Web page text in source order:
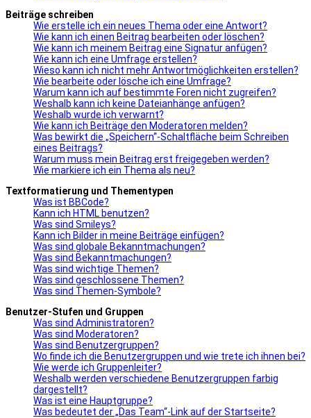
Beiträge schreiben
Wie erstelle ich ein neues Thema oder eine Antwort?
Wie kann ich einen Beitrag bearbeiten oder löschen?
Wie kann ich meinem Beitrag eine Signatur anfügen?
Wie kann ich eine Umfrage erstellen?
Wieso kann ich nicht mehr Antwortmöglichkeiten erstellen?
Wie bearbeite oder lösche ich eine Umfrage?
Warum kann ich auf bestimmte Foren nicht zugreifen?
Weshalb kann ich keine Dateianhänge anfügen?
Weshalb wurde ich verwarnt?
Wie kann ich Beiträge den Moderatoren melden?
Was bewirkt die „Speichern“-Schaltfläche beim Schreiben
eines Beitrags?
Warum muss mein Beitrag erst freigegeben werden?
Wie markiere ich ein Thema als neu?
Textformatierung und Thementypen
Was ist BBCode?
Kann ich HTML benutzen?
Was sind Smileys?
Kann ich Bilder in meine Beiträge einfügen?
Was sind globale Bekanntmachungen?
Was sind Bekanntmachungen?
Was sind wichtige Themen?
Was sind geschlossene Themen?
Was sind Themen-Symbole?
Benutzer-Stufen und Gruppen
Was sind Administratoren?
Was sind Moderatoren?
Was sind Benutzergruppen?
Wo finde ich die Benutzergruppen und wie trete ich ihnen bei?
Wie werde ich Gruppenleiter?
Weshalb werden verschiedene Benutzergruppen farbig
dargestellt?
Was ist eine Hauptgruppe?
Was bedeutet der „Das Team“-Link auf der Startseite?